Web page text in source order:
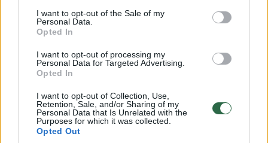
I want to opt-out of the Sale of my
Personal Data.
Opted In
I want to opt-out of processing my
Personal Data for Targeted Advertising.
Opted In
I want to opt-out of Collection, Use,
Retention, Sale, and/or Sharing of my
Personal Data that Is Unrelated with the
Purposes for which it was collected.
Opted Out
vaizdas pribloškia
Žinios | Lietuvos diena
00:00:55
Avarija Vilniuje: į stotelę įsirėžęs automobilis sužalojo
dvi moteris